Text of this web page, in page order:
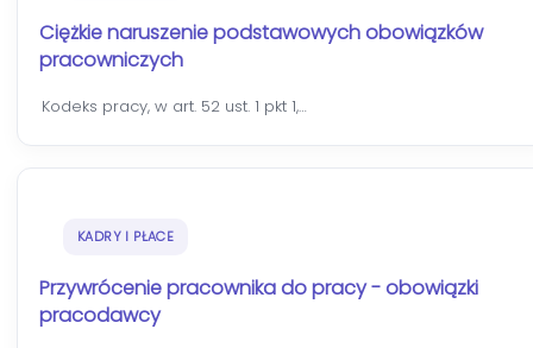
Ciężkie naruszenie podstawowych obowiązków
pracowniczych
Kodeks pracy, w art. 52 ust. 1 pkt 1,…
KADRY I PŁACE
Przywrócenie pracownika do pracy - obowiązki
pracodawcy